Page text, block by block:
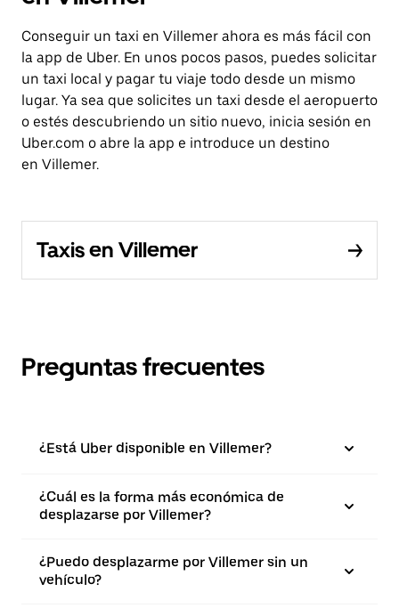
Conseguir un taxi en Villemer ahora es más fácil con
la app de Uber. En unos pocos pasos, puedes solicitar
un taxi local y pagar tu viaje todo desde un mismo
lugar. Ya sea que solicites un taxi desde el aeropuerto
o estés descubriendo un sitio nuevo, inicia sesión en
Uber.com o abre la app e introduce un destino
en Villemer.
Taxis en Villemer
Preguntas frecuentes
¿Está Uber disponible en Villemer?
¿Cuál es la forma más económica de
desplazarse por Villemer?
¿Puedo desplazarme por Villemer sin un
vehículo?